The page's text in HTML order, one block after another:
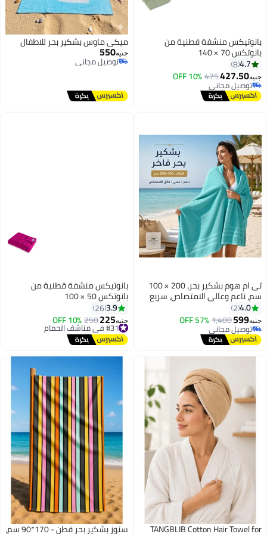
بانوتيكس منشفة قطنية من
بانوتكس 70 × 140
4.7
8
جنيه427.50
475
10% OFF
توصيل مجاني
توصيل مجاني
ميكي ماوس بشكير بحر للاطفال
جنيه550
توصيل مجاني
توصيل مجاني
4
تى ام هوم بشكير بحر، 200 × 100
سم، ناعم وعالي الامتصاص، سريع
الجفاف، لمسة فندقية راقية، تركواز
4.0
2
جنيه599
1,400
57% OFF
توصيل مجاني
توصيل مجاني
بانوتيكس منشفة قطنية من
بانوتكس 50 × 100
3.9
26
جنيه225
250
10% OFF #31 في مناشف الحمام
توصيل مجاني
#31 في مناشف الحمام
TANGBLIB Cotton Hair Towel for سنوز بشكير بحر قطن - 170*90 سم،